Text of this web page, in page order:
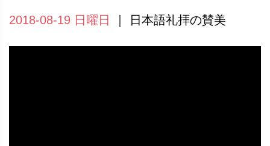
2018-08-19 日曜日 ｜ 日本語礼拝の賛美